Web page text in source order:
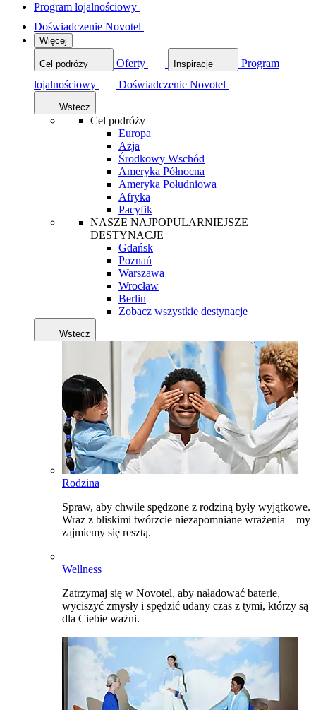
Program lojalnościowy
Doświadczenie Novotel
Więcej
Cel podróży Oferty Inspiracje
Program
lojalnościowy
Doświadczenie Novotel
Wstecz
Cel podróży
Europa
Azja
Środkowy Wschód
Ameryka Północna
Ameryka Południowa
Afryka
Pacyfik
NASZE NAJPOPULARNIEJSZE
DESTYNACJE
Gdańsk
Poznań
Warszawa
Wrocław
Berlin
Zobacz wszystkie destynacje
Wstecz
Rodzina
Spraw, aby chwile spędzone z rodziną były wyjątkowe.
Wraz z bliskimi twórzcie niezapomniane wrażenia – my
zajmiemy się resztą.
Wellness
Zatrzymaj się w Novotel, aby naładować baterie,
wyciszyć zmysły i spędzić udany czas z tymi, którzy są
dla Ciebie ważni.